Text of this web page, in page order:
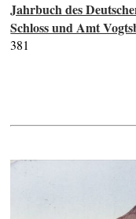
Jahrbuch des
Schloss und Amt
381